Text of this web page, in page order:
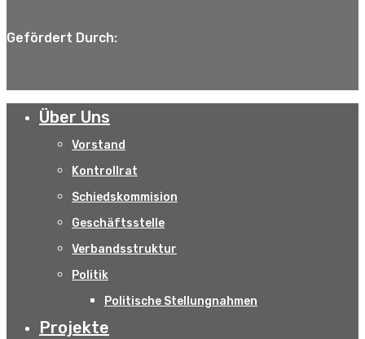
Gefördert Durch:
Über Uns
Vorstand
Kontrollrat
Schiedskommision
Geschäftsstelle
Verbandsstruktur
Politik
Politische Stellungnahmen
Projekte